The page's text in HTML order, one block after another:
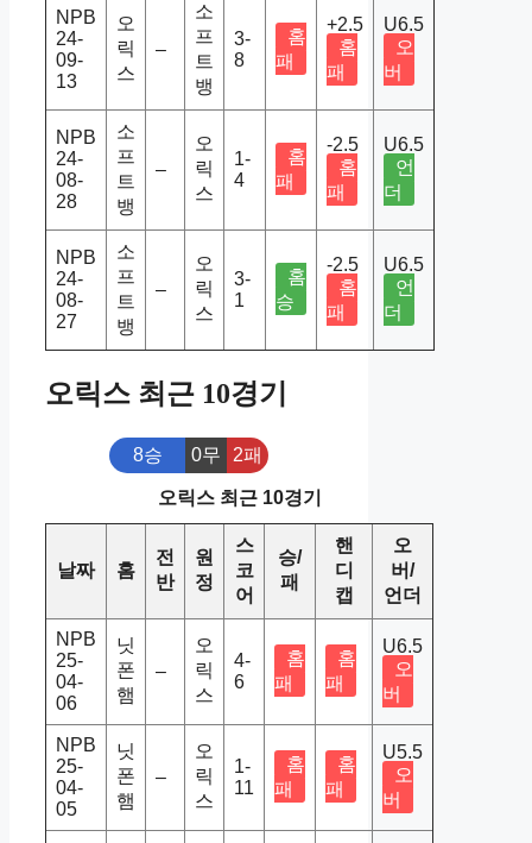
NPB
24-
09-
13
오
릭
스
–
소
프
트
뱅
3-
8
홈
패
+2.5
홈
패
U6.5
오
버
NPB
24-
08-
28
소
프
트
뱅
–
오
릭
스
1-
4
홈
패
-2.5
홈
패
U6.5
언
더
NPB
24-
08-
27
소
프
트
뱅
–
오
릭
스
3-
1
홈
승
-2.5
홈
패
U6.5
언
더
오릭스 최근 10경기
8승 0무 2패
오릭스 최근 10경기
날짜 홈
전
반
원
정
스
코
어
승/
패
핸
디
캡
오
버/
언더
NPB
25-
04-
06
닛
폰
햄
–
오
릭
스
4-
6
홈
패
홈
패
U6.5
오
버
NPB
25-
04-
05
닛
폰
햄
–
오
릭
스
1-
11
홈
패
홈
패
U5.5
오
버